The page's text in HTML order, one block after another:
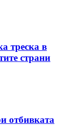
треска в
страни
отбивката